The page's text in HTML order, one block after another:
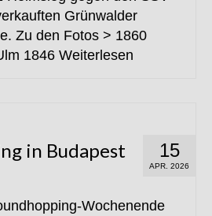
Grünwalder
Zu den Fotos > 1860
1846 Weiterlesen
15
APR. 2026
in Budapest
Wochenende